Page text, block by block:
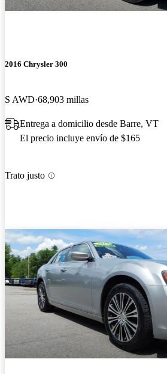
2016 Chrysler 300
S AWD 68,903 millas
Entrega a domicilio desde Barre, VT
El precio incluye envío de $165
Trato justo